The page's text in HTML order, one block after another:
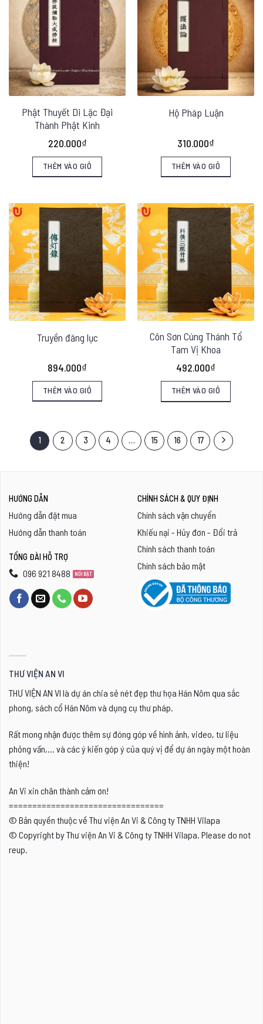
Các
tùy
chọn
có
thể
được
chọn
trang
sản
phẩm
Phật Thuyết Di Lặc Đại
Thành Phật Kinh
220.000₫
THÊM VÀO GIỎ
Hộ Pháp Luận
310.000₫
THÊM VÀO GIỎ
Truyền đăng lục
894.000₫
THÊM VÀO GIỎ
Côn Sơn Cúng Thánh Tổ
Tam Vị Khoa
492.000₫
THÊM VÀO GIỎ
1 2 3 4 15 16 17
HƯỚNG DẪN
Hướng dẫn đặt mua
Hướng dẫn thanh toán
TỔNG ĐÀI HỖ TRỢ
096 921 8488
CHÍNH SÁCH & QUY ĐỊNH
Chính sách vận chuyển
Khiếu nại - Hủy đơn - Đổi trả
Chính sách thanh toán
Chính sách bảo mật
THƯ VIỆN AN VI
THƯ VIỆN AN VI là dự án chia sẻ nét đẹp thư họa Hán Nôm qua sắc
phong, sách cổ Hán Nôm và dụng cụ thư pháp.
Rất mong nhận được thêm sự đóng góp về hình ảnh, video, tư liệu
phỏng vấn,... và các ý kiến góp ý của quý vị để dự án ngày một hoàn
thiện!
An Vi xin chân thành cảm ơn!
=================================
© Bản quyền thuộc về Thư viện An Vi & Công ty TNHH Vilapa
© Copyright by Thư viện An Vi & Công ty TNHH Vilapa. Please do not
reup.